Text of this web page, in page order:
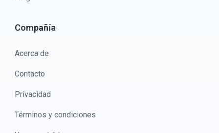
Compañía
Acerca de
Contacto
Privacidad
Términos y condiciones